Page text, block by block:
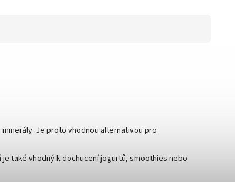
minerály. Je proto vhodnou alternativou pro
také vhodný k dochucení jogurtů, smoothies nebo